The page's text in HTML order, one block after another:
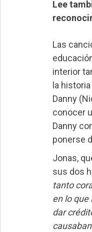
Lee
Las
interior
la
Danny
conocer
Danny
ponerse
Jonas,
sus dos
tanto
en lo que
dar